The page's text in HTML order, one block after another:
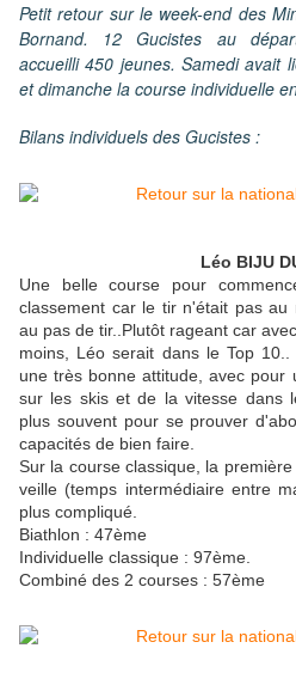
Petit retour sur le week-end des
Bornand. 12 Gucistes au
accueilli 450 jeunes. Samedi avait
et dimanche la course individuelle
Bilans individuels des Gucistes :
Léo BIJU
Une belle course pour
classement car le tir n'était pas
au pas de tir..Plutôt rageant car
moins, Léo serait dans le Top
une très bonne attitude, avec pour
sur les skis et de la vitesse dans
plus souvent pour se prouver
capacités de bien faire.
Sur la course classique, la
veille (temps intermédiaire entre
plus compliqué.
Biathlon : 47ème
Individuelle classique : 97ème.
Combiné des 2 courses : 57ème